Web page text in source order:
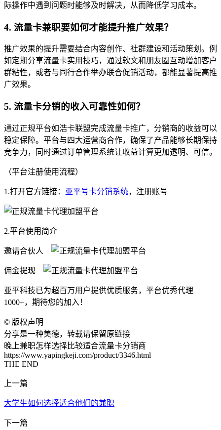
际操作中遇到问题时能够及时解决，从而降低学习成本。
4. 流量卡兼职要如何才能提升推广效果？
推广效果的提升需要结合内容创作、社群建设和活动策划。例
如定期分享流量卡实用技巧，通过软文和朋友圈互动增加客户
群粘性，或者与同行合作举办联合促销活动，都能显著提高推
广效果。
5. 流量卡分销的收入可靠性如何？
通过正规平台如浩卡联盟完成流量卡推广，分销商的收益可以
稳定保障。平台与四大运营商合作，确保了产品能够长期保持
竞争力，同时通过订单管理系统让收益计算更加透明、可信。
（平台注册使用流程）
1.打开官方链接： 亚平号卡分销系统，注册账号
2.平台使用简介
邀请合伙人
佣金提现
亚平科技已为超百万用户提供优质服务，平台优秀代理
1000+，期待您的加入！
© 版权声明
分享是一种美德，转载请保留原链接
晚上兼职怎样选择比较适合流量卡分销商
https://www.yapingkeji.com/product/3346.html
THE END
上一篇
大学生如何选择适合他们的兼职
下一篇